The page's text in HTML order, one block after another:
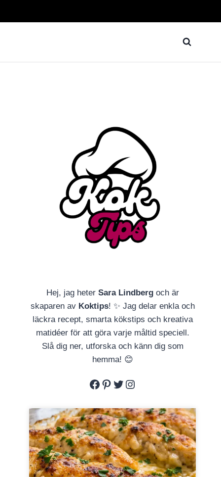
Hej, jag heter Sara Lindbergoch är
skaparen av Koktips! ✨ Jag delar enkla och
läckra recept, smarta kökstips och kreativa
matidéer för att göra varje måltid speciell.
Slå dig ner, utforska och känn dig som
hemma! 😊
Facebook
Pinterest
Twitter
Instagram